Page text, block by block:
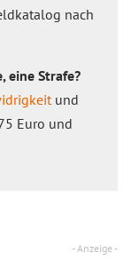
nach
eine Strafe?
und
Euro und